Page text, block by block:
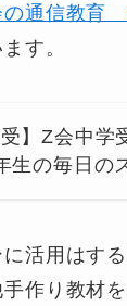
の通信教育
す。
受】Z会中学
生の毎日の
活用はす
作り教材